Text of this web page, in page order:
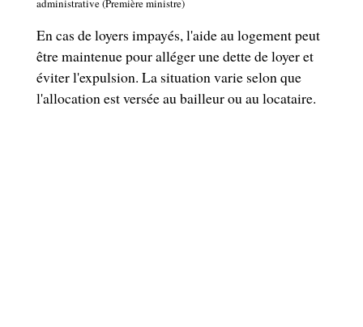
administrative (Première ministre)
En cas de loyers impayés, l'aide au logement peut
être maintenue pour alléger une dette de loyer et
éviter l'expulsion. La situation varie selon que
l'allocation est versée au bailleur ou au locataire.